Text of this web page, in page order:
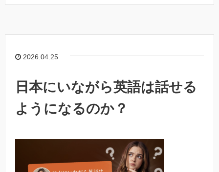
2026.04.25
日本にいながら英語は話せる
ようになるのか？